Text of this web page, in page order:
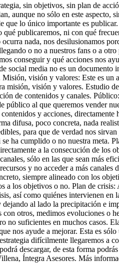
sin objetivos, sin plan de
aunque no sólo en este
lo único importante es
publicaremos, ni con qué
nada, nos desilusionamos
o no a nuestros fans o a
conseguir y qué acciones nos
media no es un
visión y valores: Este es
misión, visión y valores. Estudio
de contenidos y canales.
al que queremos vender
y acciones,
difusa, poco concreta, nada
para que de verdad nos
ha cumplido o no nuestra meta.
a la consecución de los
sólo en las que sean más
y no acceder a más
siempre alineado con los
los objetivos o no. Plan de
así como quiénes intervienen
al lado la precipitación e
otros, medimos evoluciones o
no suficientes en muchos casos.
ayude a mejorar. Esta es
difícilmente llegaremos a
descargar, de esta forma
Íntegra Asesores. Más